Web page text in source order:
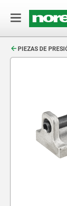
PIEZAS DE